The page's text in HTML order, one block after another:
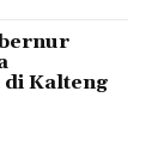
di Kalteng